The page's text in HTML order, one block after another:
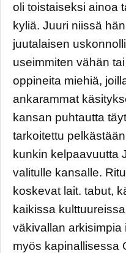
oli toistaiseksi ainoa
kyliä. Juuri niissä
juutalaisen
useimmiten vähän
oppineita miehiä,
ankarammat
kansan puhtautta
tarkoitettu
kunkin kelpaavuutta
valitulle kansalle.
koskevat lait. tabut,
kaikissa
väkivallan arkisimpia
myös kapinallisessa